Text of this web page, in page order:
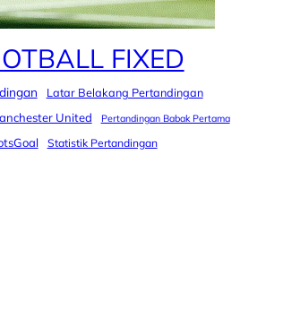
FIXED
Latar Belakang Pertandingan
United Pertandingan Babak Pertama
Statistik Pertandingan